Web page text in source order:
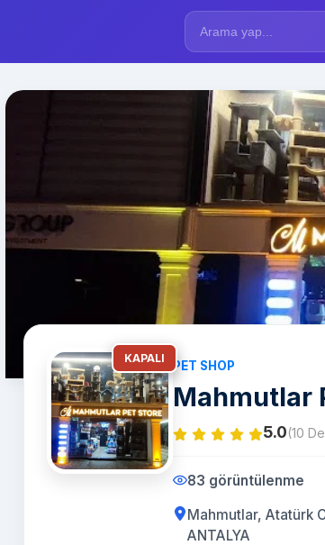
KAPALI
PET SHOP
Mahmutlar
5.0(10
83 görüntülenme
Mahmutlar, Atatürk
ANTALYA